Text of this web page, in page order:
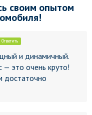
своим опытом
Ответить
и динамичный.
— это очень круто!
достаточно